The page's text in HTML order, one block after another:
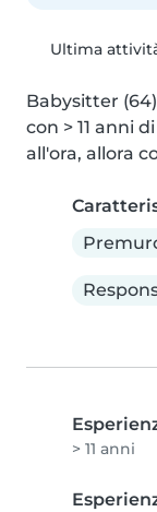
Ultima
Babysitter
con > 11 anni
all'ora, allora
> 11 anni